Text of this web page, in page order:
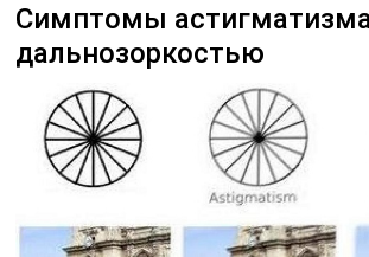
Симптомы
дальнозоркостью